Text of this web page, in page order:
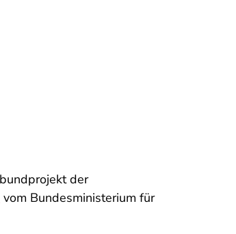
der
vom Bundesministerium für